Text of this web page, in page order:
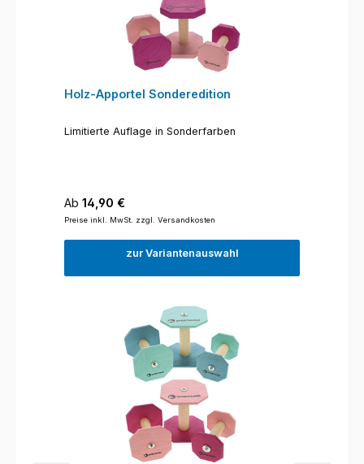
Holz-Apportel Sonderedition
Limitierte Auflage in Sonderfarben
Regulärer Preis:
Ab 14,90 €
Preise inkl. MwSt. zzgl. Versandkosten
zur Variantenauswahl